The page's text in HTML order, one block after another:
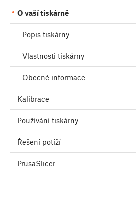
O vaší tiskárně
Popis tiskárny
Vlastnosti tiskárny
Obecné informace
Kalibrace
Používání tiskárny
Řešení potíží
PrusaSlicer